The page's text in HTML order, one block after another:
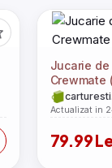
Jucarie de
Crewmate
Actualizat in
79.99